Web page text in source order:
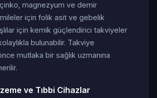
magnezyum ve demir
için folik asit ve gebelik
için kemik güçlendirici takviyeler
bulunabilir. Takviye
mutlaka bir sağlık uzmanına
ve Tıbbi Cihazlar